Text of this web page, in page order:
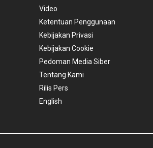
Video
Ketentuan Penggunaan
Kebijakan Privasi
Kebijakan Cookie
Pedoman Media Siber
Tentang Kami
Rilis Pers
English